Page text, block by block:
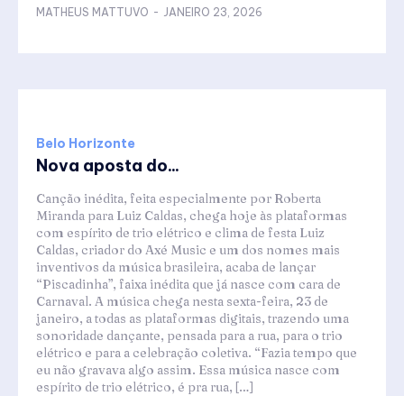
MATHEUS MATTUVO - JANEIRO 23, 2026
Belo Horizonte
Nova aposta do...
Canção inédita, feita especialmente por Roberta
Miranda para Luiz Caldas, chega hoje às plataformas
com espírito de trio elétrico e clima de festa Luiz
Caldas, criador do Axé Music e um dos nomes mais
inventivos da música brasileira, acaba de lançar
“Piscadinha”, faixa inédita que já nasce com cara de
Carnaval. A música chega nesta sexta-feira, 23 de
janeiro, a todas as plataformas digitais, trazendo uma
sonoridade dançante, pensada para a rua, para o trio
elétrico e para a celebração coletiva. “Fazia tempo que
eu não gravava algo assim. Essa música nasce com
espírito de trio elétrico, é pra rua, […]